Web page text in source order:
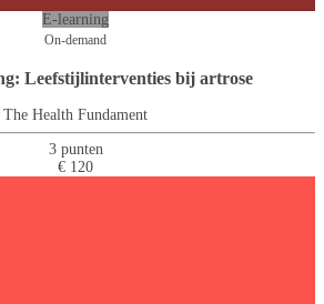
E-learning
On-demand
Leefstijlinterventies bij artrose
The Health Fundament
3 punten
€ 120